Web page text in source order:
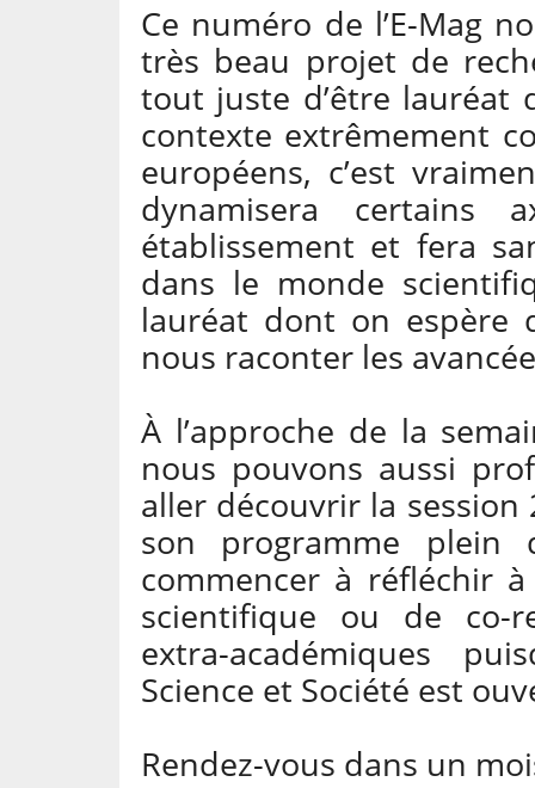
Ce numéro de l’E-Mag
très beau projet de
tout juste d’être lauréat
contexte extrêmement
européens, c’est
dynamisera certains
établissement et fera
dans le monde
lauréat dont on espère
nous raconter les
À l’approche de la
nous pouvons aussi
aller découvrir la session
son programme plein
commencer à réfléchir
scientifique ou de co-
extra-académiques
Science et Société est
Rendez-vous dans un